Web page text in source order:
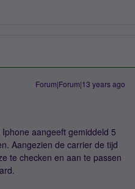
Forum|Forum|13 years ago
aangeeft gemiddeld 5
Aangezien de carrier de tijd
te checken en aan te passen